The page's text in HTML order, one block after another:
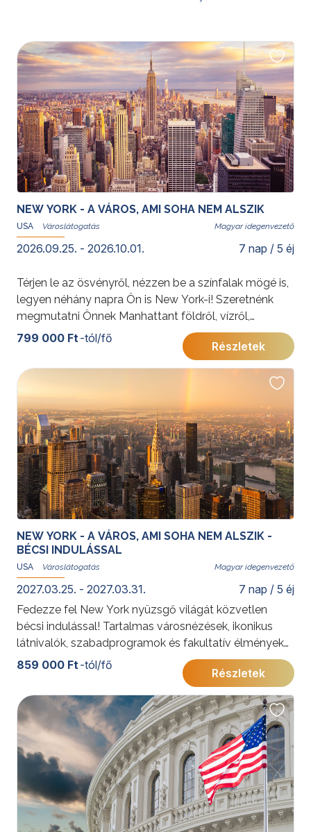
NEW YORK - A VÁROS, AMI SOHA NEM ALSZIK
USA Magyar idegenvezető
2026.09.25. - 2026.10.01. 7 nap / 5 éj
Térjen le az ösvényről, nézzen be a színfalak mögé is,
legyen néhány napra Ön is New York-i! Szeretnénk
megmutatni Önnek Manhattant földről, vízről,
levegőből! Múzeum, piac és sportesemény,
felhőkarcolók és metró – megannyi képeslap, melyen
saját fényképei köszönnek vissza. Tartson velünk az
izgalmas programon, mely betekintést nyújt a világ
talán legismertebb városának életébe!
További érdekességekért az Amerikai Egyesült
Államokról kattintson ide.
Az elhelyezés Superior/Premium kategóriájú
szállodában történik, Manhattan szívében. A májusi
8.-i és október 9-i időpontban a program magasabb,
Deluxe kategóriájú szállodával foglalható!
799 000 Ft -tól/fő
Részletek
NEW YORK - A VÁROS, AMI SOHA NEM ALSZIK -
BÉCSI INDULÁSSAL
USA Magyar idegenvezető
2027.03.25. - 2027.03.31. 7 nap / 5 éj
Fedezze fel New York nyüzsgő világát közvetlen
bécsi indulással! Tartalmas városnézések, ikonikus
látnivalók, szabadprogramok és fakultatív élmények
várják Önt az „álmok városában”.
További érdekességekért az Amerikai Egyesült
Államokról kattintson ide.
Az ajánlat budapesti indulással is elérhető:New York -
a város, ami soha nem alszik
859 000 Ft -tól/fő
Részletek